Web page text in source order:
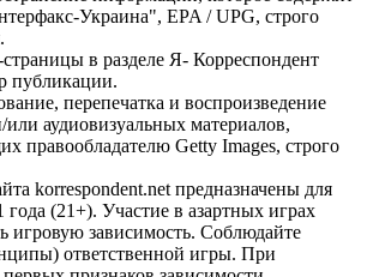
Украина", EPA / UPG, строго
в разделе Я- Корреспондент
публикации.
перепечатка и воспроизведение
аудиовизуальных материалов,
правообладателю Getty Images, строго
korrespondent.net предназначены для
года (21+). Участие в азартных играх
игровую зависимость. Соблюдайте
ответственной игры. При